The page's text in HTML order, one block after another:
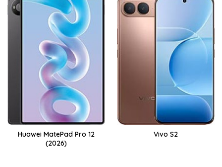
Huawei MatePad Pro 12
(2026)
Vivo S2